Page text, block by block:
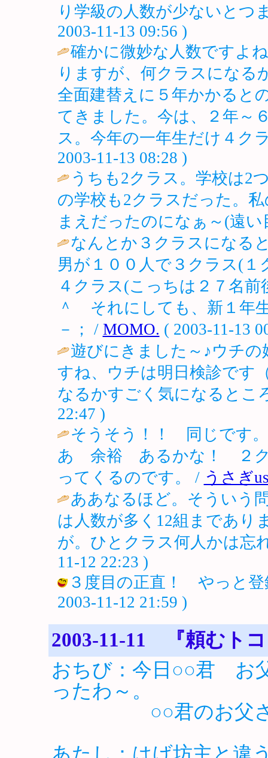
り学級の人数が少ないと
2003-11-13 09:56 )
確かに微妙な人数ですよ
りますが、何クラスになる
全面建替えに５年かかると
てきました。今は、２年～
ス。今年の一年生だけ４ク
2003-11-13 08:28 )
うちも2クラス。学校は2
の学校も2クラスだった。
まえだったのになぁ～(遠
なんとか３クラスになる
男が１００人で３クラス(
４クラス(こっちは２７名
＾ゞそれにしても、新１年
－； / MOMO. ( 2003-11-13
遊びにきました～♪ウチ
すね、ウチは明日検診です
なるかすごく気になるとこ
22:47 )
そうそう！！ 同じで
あ 余裕 あるかな！ ２
ってくるのです。 / うさぎ
ああなるほど。そういう
は人数が多く12組まであり
が。ひとクラス何人かは忘
11-12 22:23 )
３度目の正直！ やっと
2003-11-12 21:59 )
2003-11-11 『頼むト
おちび：今日○○君 お
ったわ～。
○○君のお父さん